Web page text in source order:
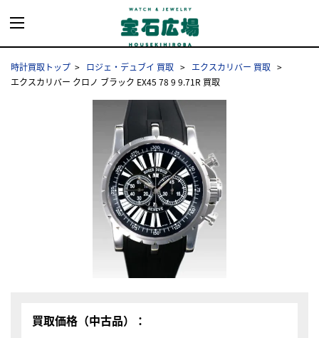
時計買取トップ ロジェ・デュブイ 買取
エクスカリバー 買取
エクスカリバー クロノ ブラック EX45 78 9 9.71R 買取
買取価格（中古品）：